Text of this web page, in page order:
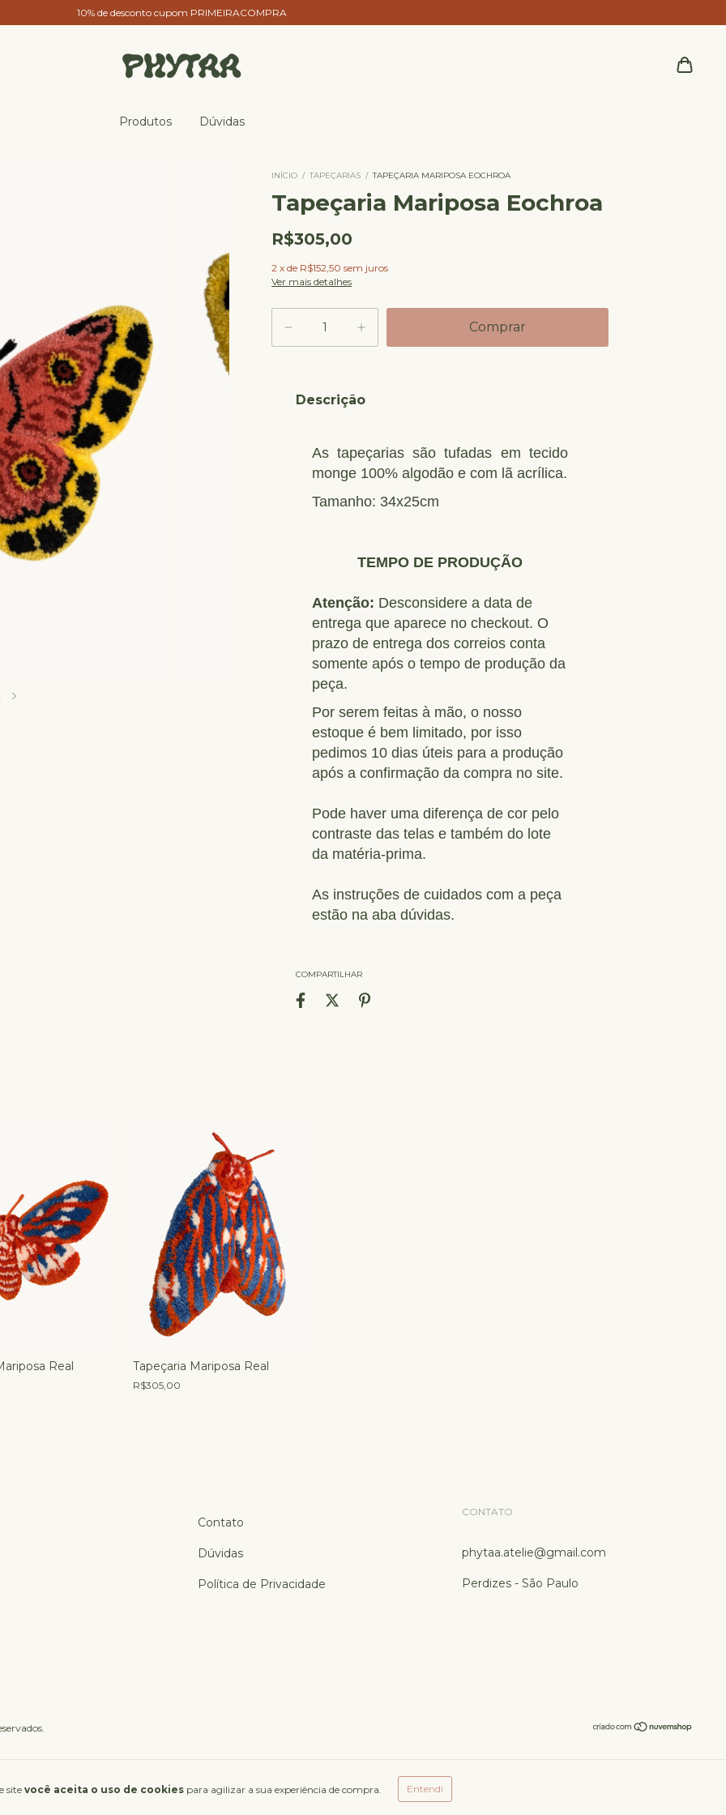
10% de desconto cupom PRIMEIRACOMPRA
Produtos Dúvidas
site você aceita o uso de cookies para agilizar a sua experiência de compra. Entendi
INÍCIO / TAPEÇARIAS / TAPEÇARIA MARIPOSA EOCHROA
Tapeçaria Mariposa Eochroa
R$305,00
2 xde R$152,50 sem juros
Ver mais detalhes
Descrição
As tapeçarias são tufadas em tecido
monge 100% algodão e com lã acrílica.
Tamanho: 34x25cm
TEMPO DE PRODUÇÃO
Atenção: Desconsidere a data de
entrega que aparece no checkout. O
prazo de entrega dos correios conta
somente após o tempo de produção da
peça.
Por serem feitas à mão, o nosso
estoque é bem limitado, por isso
pedimos 10 dias úteis para a produção
após a confirmação da compra no site.
Pode haver uma diferença de cor pelo
contraste das telas e também do lote
da matéria-prima.
As instruções de cuidados com a peça
estão na aba dúvidas.
COMPARTILHAR
Real Tapeçaria Mariposa Real
R$305,00
Contato
Dúvidas
Política de Privacidade
CONTATO
phytaa.atelie@gmail.com
Perdizes - São Paulo